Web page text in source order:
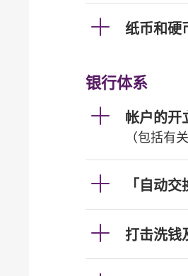
纸币和硬
银行体系
帐户的开
（包括有
「自动
打击洗钱